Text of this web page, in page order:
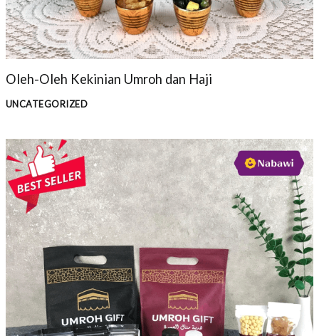
Oleh-Oleh Kekinian Umroh dan Haji
UNCATEGORIZED